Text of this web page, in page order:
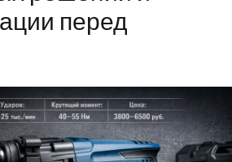
перед